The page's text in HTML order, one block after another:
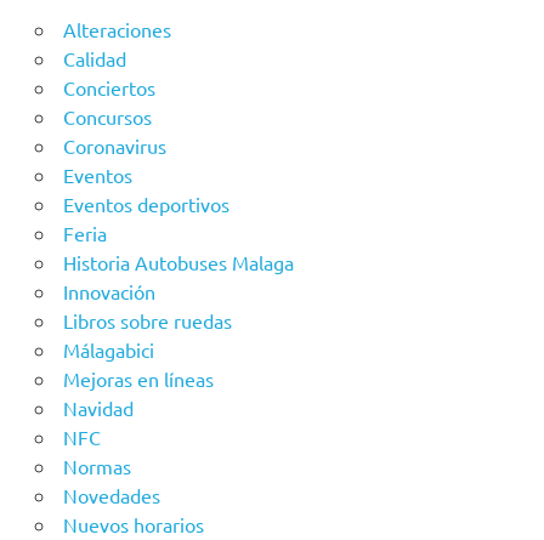
Alteraciones
Calidad
Conciertos
Concursos
Coronavirus
Eventos
Eventos deportivos
Feria
Historia Autobuses Malaga
Innovación
Libros sobre ruedas
Málagabici
Mejoras en líneas
Navidad
NFC
Normas
Novedades
Nuevos horarios